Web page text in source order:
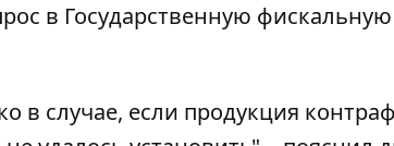
в Государственную
в случае, если продукция